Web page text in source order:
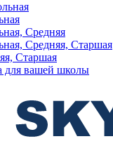
Средняя
Средняя, Старшая
Старшая
для вашей школы